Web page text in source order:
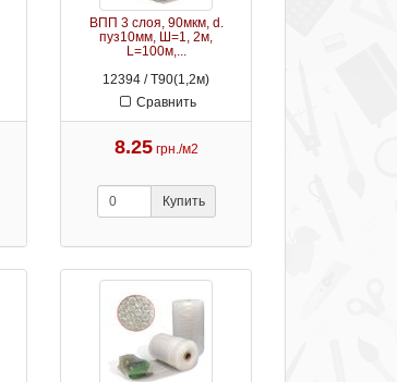
ВПП 3 слоя, 90мкм, d.
пуз10мм, Ш=1, 2м,
L=100м,...
12394 / Т90(1,2м)
Сравнить
8.25 грн./м2
Купить